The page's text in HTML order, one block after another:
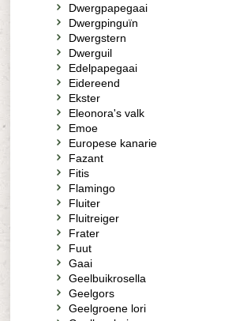
Dwergpapegaai
Dwergpinguïn
Dwergstern
Dwerguil
Edelpapegaai
Eidereend
Ekster
Eleonora's valk
Emoe
Europese kanarie
Fazant
Fitis
Flamingo
Fluiter
Fluitreiger
Frater
Fuut
Gaai
Geelbuikrosella
Geelgors
Geelgroene lori